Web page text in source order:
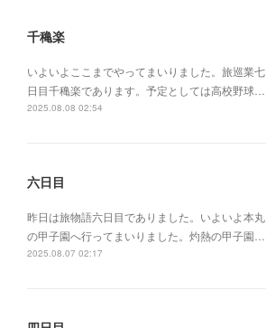
千穐楽
いよいよここまでやってまいりました。旅巡業七
日目千穐楽であります。予定としては高校野球…
2025.08.08 02:54
六日目
昨日は旅物語六日目でありました。いよいよ本丸
の甲子園へ行ってまいりました。灼熱の甲子園…
2025.08.07 02:17